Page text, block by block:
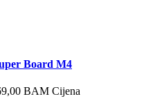
Board M4
BAM Cijena